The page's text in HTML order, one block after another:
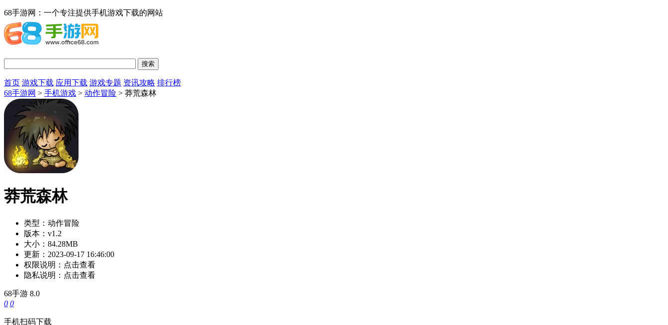
68手游网：一个专注提供手机游戏下载的网站
首页 游戏下载 应用下载 游戏专题 资讯攻略 排行榜
68手游网 > 手机游戏 > 动作冒险 > 莽荒森林
莽荒森林
类型： 动作冒险
版本： v1.2
大小： 84.28MB
更新： 2023-09-17 16:46:00
权限说明： 点击查看
隐私说明： 点击查看
68手游 8.0
0 0
手机扫码下载